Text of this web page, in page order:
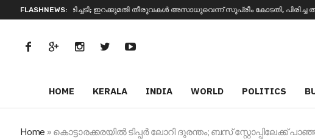
FLASHNEWS:
ഇറക്കുമതി തീരുവകൾ അസാധുവെന്ന് സുപ്രീം കോടതി, പിരിച്ച തുക മടക്കി നൽകാൻ നിർദേശം
HOME KERALA INDIA WORLD POLITICS
Home » കൊട്ടാരക്കരയിൽ ടിപ്പർ ലോറി ദുരന്തം; ബസ് സ്റ്റോപ്പിലേക്ക്